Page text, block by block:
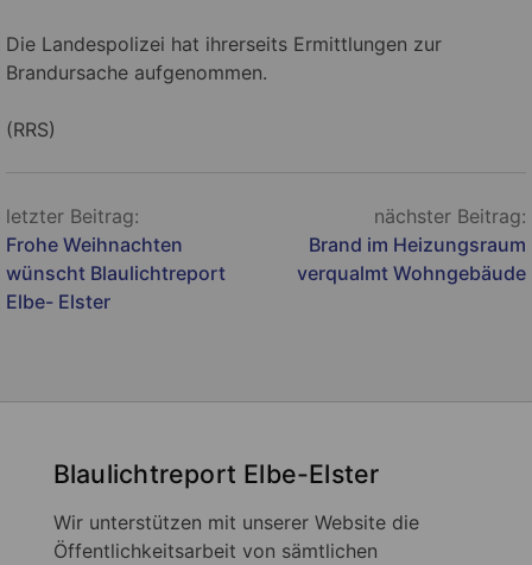
Die Landespolizei hat ihrerseits Ermittlungen zur
Brandursache aufgenommen.
(RRS)
Beitragsnavigation
letzter Beitrag:
Frohe Weihnachten
wünscht Blaulichtreport
Elbe- Elster
nächster Beitrag:
Brand im Heizungsraum
verqualmt Wohngebäude
Blaulichtreport Elbe-Elster
Wir unterstützen mit unserer Website die
Öffentlichkeitsarbeit von sämtlichen